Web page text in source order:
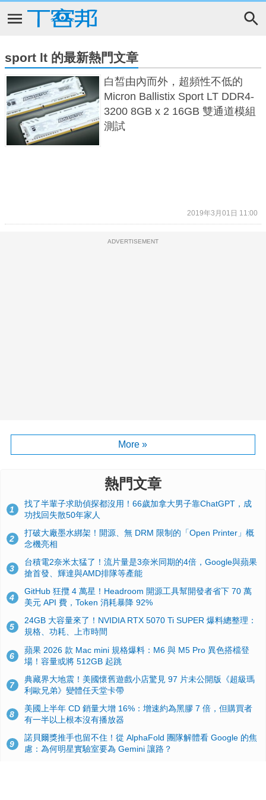
sport lt 的最新熱門文章
白皙由內而外，超頻性不低的
Micron Ballistix Sport LT DDR4-
3200 8GB x 2 16GB 雙通道模組
測試
2019年3月01日 11:00
ADVERTISEMENT
More »
熱門文章
1
找了半輩子求助偵探都沒用！66歲加拿大男子靠ChatGPT，成
功找回失散50年家人
2
打破大廠墨水綁架！開源、無 DRM 限制的「Open Printer」概
念機亮相
3
台積電2奈米太猛了！流片量是3奈米同期的4倍，Google與蘋果
搶首發、輝達與AMD排隊等產能
4
GitHub 狂攬 4 萬星！Headroom 開源工具幫開發者省下 70 萬
美元 API 費，Token 消耗暴降 92%
5
24GB 大容量來了！NVIDIA RTX 5070 Ti SUPER 爆料總整理：
規格、功耗、上市時間
6
蘋果 2026 款 Mac mini 規格爆料：M6 與 M5 Pro 異色搭檔登
場！容量或將 512GB 起跳
7
典藏界大地震！美國懷舊遊戲小店驚見 97 片未公開版《超級瑪
利歐兄弟》變體任天堂卡帶
8
美國上半年 CD 銷量大增 16%：增速約為黑膠 7 倍，但購買者
有一半以上根本沒有播放器
9
諾貝爾獎推手也留不住！從 AlphaFold 團隊解體看 Google 的焦
慮：為何明星實驗室要為 Gemini 讓路？